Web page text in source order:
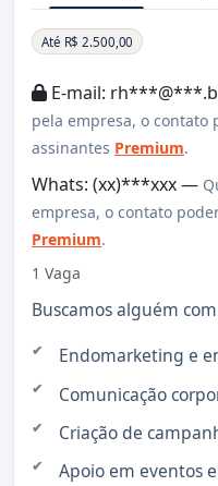
Sobre a Vaga
Até R$ 2.500,00
E-mail:
pela empresa, o contato
assinantes Premium.
Whats: (xx)***xxx —
empresa, o contato
Premium.
1 Vaga
Buscamos alguém
Endomarketing e
Comunicação
Criação de
Apoio em eventos